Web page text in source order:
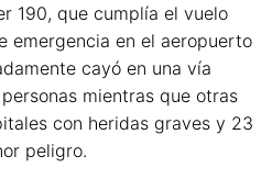
190, que cumplía el vuelo
emergencia en el aeropuerto
cayó en una vía
mientras que otras
con heridas graves y 23
peligro.